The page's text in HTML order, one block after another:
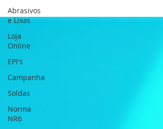
Abrasivos
e Lixas
Loja
Online
EPI's
Campanha
Soldas
Norma
NR6